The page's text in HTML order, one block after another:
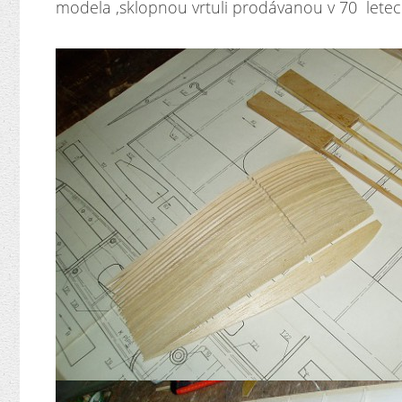
modela ,sklopnou vrtuli prodávanou v 70